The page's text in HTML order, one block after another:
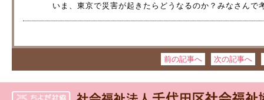
いま、東京で災害が起きたらどうなるのか？みなさんで
前の記事へ 次の記事へ